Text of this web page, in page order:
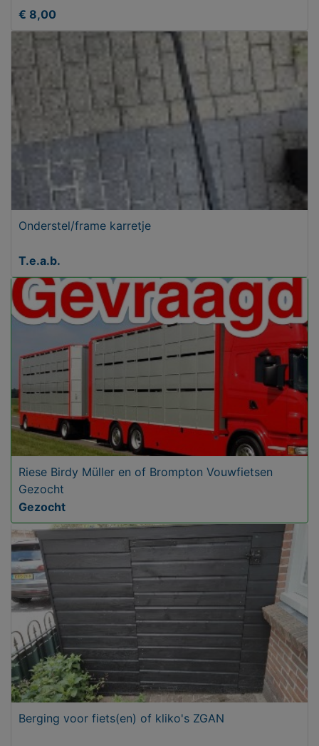
€ 8,00
Onderstel/frame karretje
T.e.a.b.
Riese Birdy Müller en of Brompton Vouwfietsen
Gezocht
Gezocht
Berging voor fiets(en) of kliko's ZGAN